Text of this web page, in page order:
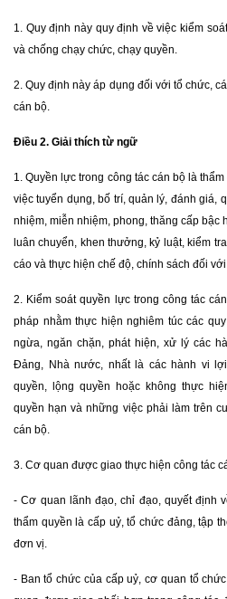
1. Quy định này quy định về việc kiểm
và chống chạy chức, chạy quyền.
2. Quy định này áp dụng đối với tổ chức,
cán bộ.
Điều 2. Giải thích từ ngữ
1. Quyền lực trong công tác cán bộ là
việc tuyển dụng, bố trí, quản lý, đánh giá,
nhiệm, miễn nhiệm, phong, thăng cấp
luân chuyển, khen thưởng, kỷ luật, kiểm
cáo và thực hiện chế độ, chính sách đối
2. Kiểm soát quyền lực trong công tác
pháp nhằm thực hiện nghiêm túc các
ngừa, ngăn chặn, phát hiện, xử lý các
Đảng, Nhà nước, nhất là các hành vi
quyền, lộng quyền hoặc không thực
quyền hạn và những việc phải làm trên
cán bộ.
3. Cơ quan được giao thực hiện công tác
- Cơ quan lãnh đạo, chỉ đạo, quyết định
thẩm quyền là cấp uỷ, tổ chức đảng, tập
đơn vị.
- Ban tổ chức của cấp uỷ, cơ quan tổ